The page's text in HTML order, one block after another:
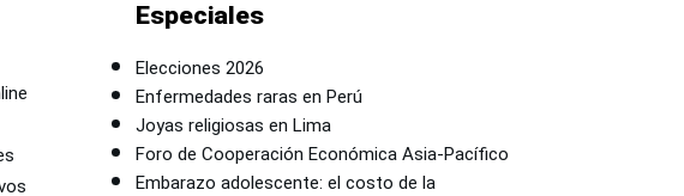
Especiales
Elecciones 2026
Enfermedades raras en Perú
Joyas religiosas en Lima
Foro de Cooperación Económica Asia-Pacífico
Embarazo adolescente: el costo de la